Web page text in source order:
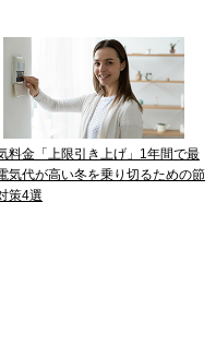
料金「上限引き上げ」1年間で最
気代が高い冬を乗り切るための節
策4選